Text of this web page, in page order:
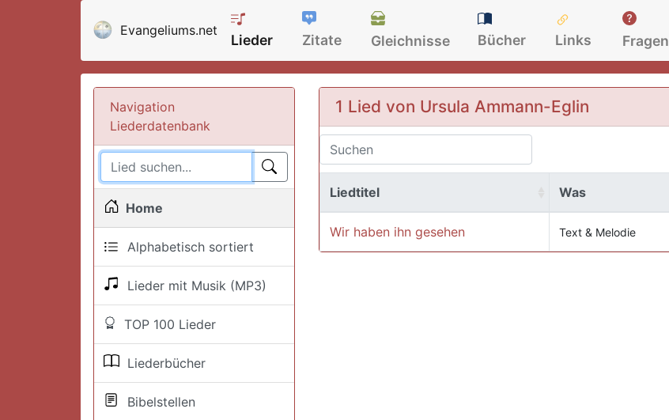
Evangeliums.net
Lieder Zitate Gleichnisse Bücher Links Fragen
Navigation
Liederdatenbank
Home
Alphabetisch sortiert
Lieder mit Musik (MP3)
TOP 100 Lieder
Liederbücher
Bibelstellen
1 Lied von Ursula Ammann-Eglin
Liedtitel Was
Wir haben ihn gesehen Text & Melodie